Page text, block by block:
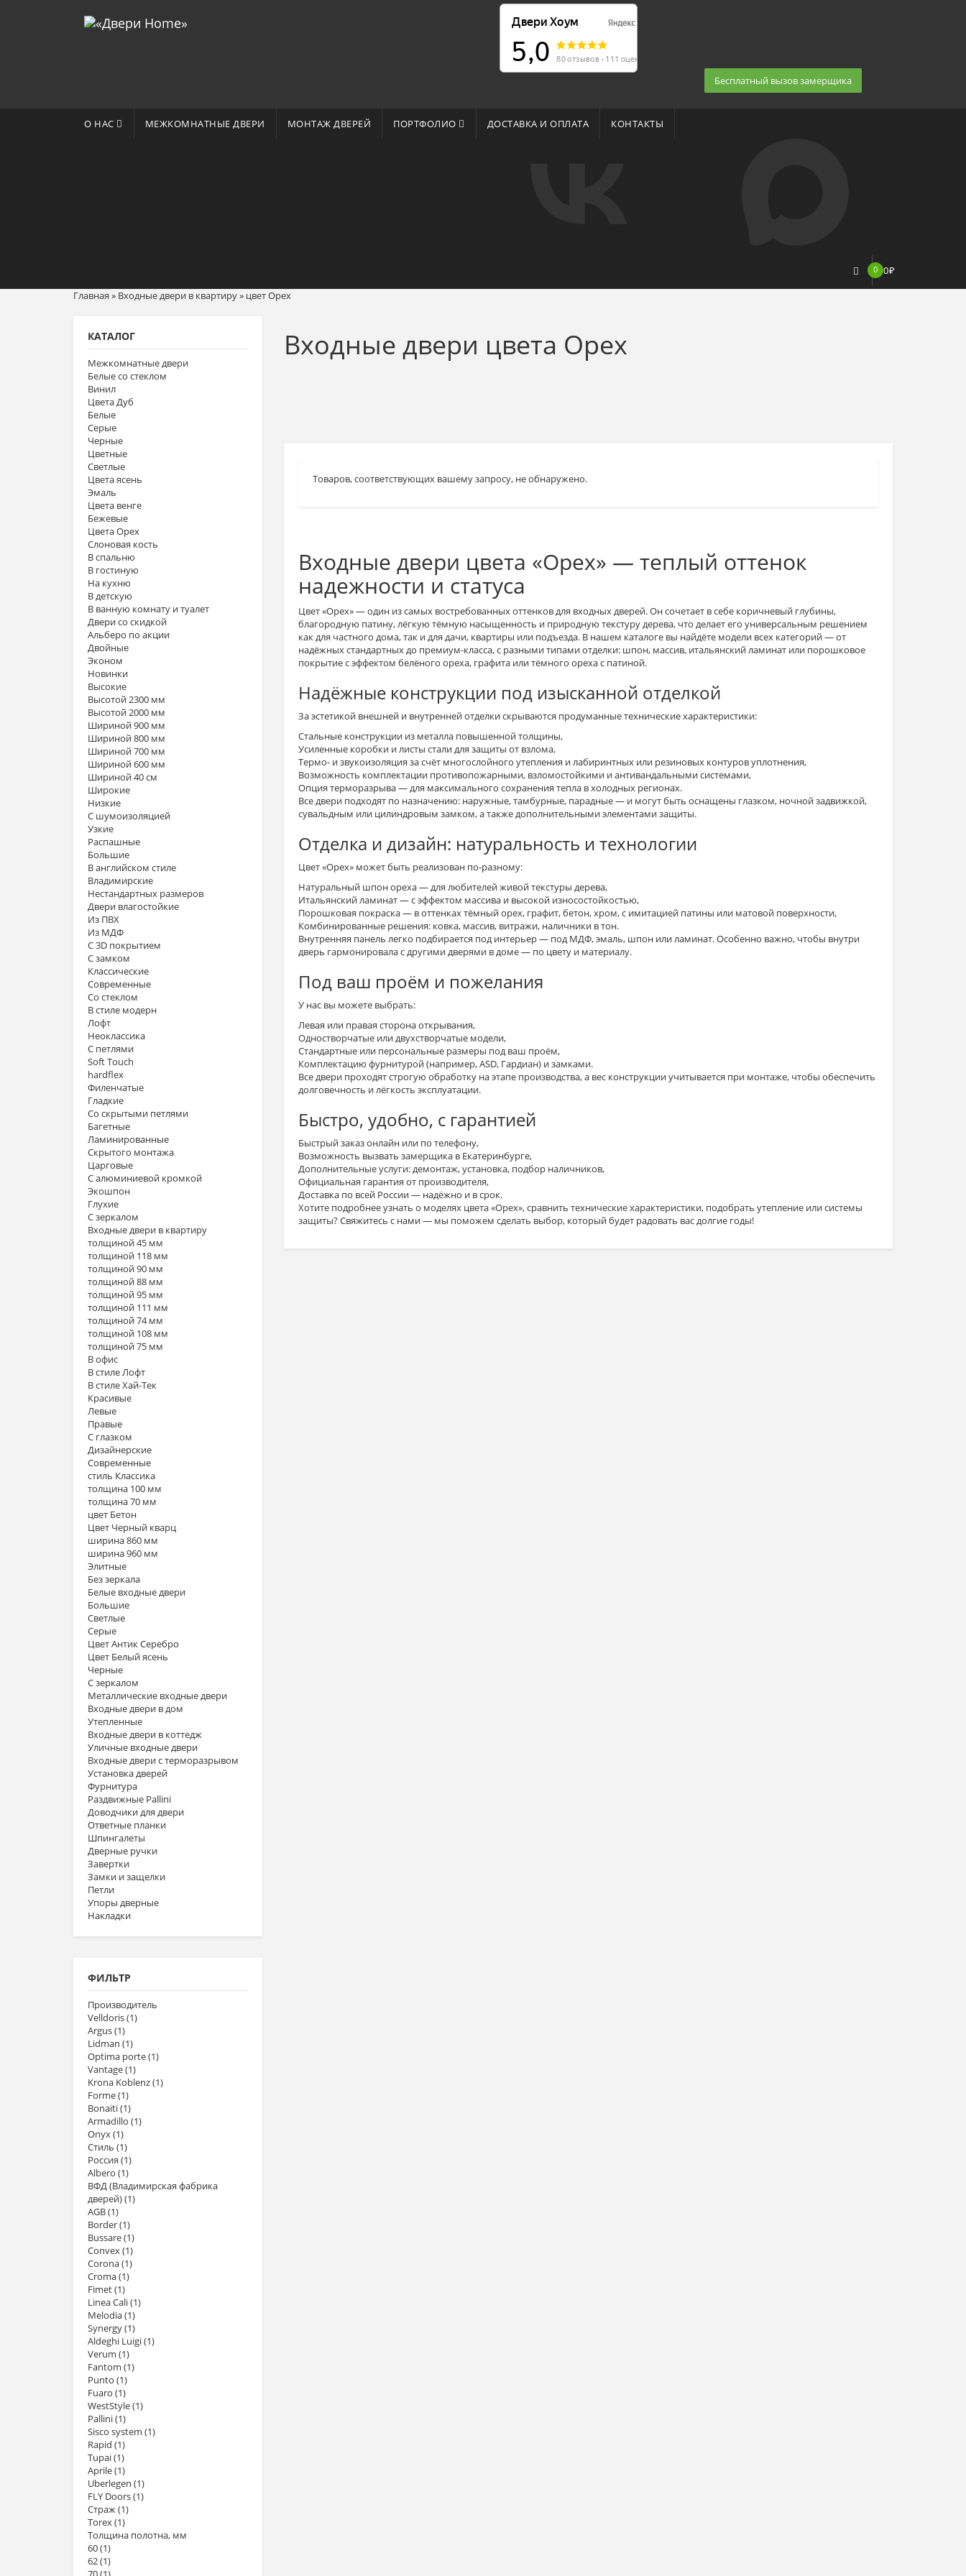
Бесплатный вызов замерщика
О НАС МЕЖКОМНАТНЫЕ ДВЕРИ МОНТАЖ ДВЕРЕЙ ПОРТФОЛИО ДОСТАВКА И ОПЛАТА КОНТАКТЫ
0 0₽
Главная » Входные двери в квартиру» цвет Орех
КАТАЛОГ
Межкомнатные двери
Белые со стеклом
Винил
Цвета Дуб
Белые
Серые
Черные
Цветные
Светлые
Цвета ясень
Эмаль
Цвета венге
Бежевые
Цвета Орех
Слоновая кость
В спальню
В гостиную
На кухню
В детскую
В ванную комнату и туалет
Двери со скидкой
Альберо по акции
Двойные
Эконом
Новинки
Высокие
Высотой 2300 мм
Высотой 2000 мм
Шириной 900 мм
Шириной 800 мм
Шириной 700 мм
Шириной 600 мм
Шириной 40 см
Широкие
Низкие
С шумоизоляцией
Узкие
Распашные
Большие
В английском стиле
Владимирские
Нестандартных размеров
Двери влагостойкие
Из ПВХ
Из МДФ
С 3D покрытием
С замком
Классические
Современные
Со стеклом
В стиле модерн
Лофт
Неоклассика
С петлями
Soft Touch
hardflex
Филенчатые
Гладкие
Со скрытыми петлями
Багетные
Ламинированные
Скрытого монтажа
Царговые
С алюминиевой кромкой
Экошпон
Глухие
С зеркалом
Входные двери в квартиру
толщиной 45 мм
толщиной 118 мм
толщиной 90 мм
толщиной 88 мм
толщиной 95 мм
толщиной 111 мм
толщиной 74 мм
толщиной 108 мм
толщиной 75 мм
В офис
В стиле Лофт
В стиле Хай-Тек
Красивые
Левые
Правые
С глазком
Дизайнерские
Современные
стиль Классика
толщина 100 мм
толщина 70 мм
цвет Бетон
Цвет Черный кварц
ширина 860 мм
ширина 960 мм
Элитные
Без зеркала
Белые входные двери
Большие
Светлые
Серые
Цвет Антик Серебро
Цвет Белый ясень
Черные
С зеркалом
Металлические входные двери
Входные двери в дом
Утепленные
Входные двери в коттедж
Уличные входные двери
Входные двери с терморазрывом
Установка дверей
Фурнитура
Раздвижные Pallini
Доводчики для двери
Ответные планки
Шпингалеты
Дверные ручки
Завертки
Замки и защелки
Петли
Упоры дверные
Накладки
ФИЛЬТР
Производитель
Velldoris(1)
Argus(1)
Lidman (1)
Optima porte(1)
Vantage(1)
Krona Koblenz(1)
Forme(1)
Bonaiti(1)
Armadillo (1)
Onyx(1)
Стиль (1)
Россия (1)
Albero (1)
ВФД (Владимирская фабрика
дверей)(1)
AGB(1)
Border(1)
Bussare(1)
Convex(1)
Corona(1)
Croma(1)
Fimet(1)
Linea Cali(1)
Melodia(1)
Synergy(1)
Aldeghi Luigi(1)
Verum (1)
Fantom (1)
Punto (1)
Fuaro (1)
WestStyle(1)
Рallini(1)
Sisco system (1)
Rapid (1)
Tupai(1)
Aprile(1)
Uberlegen (1)
FLY Doors(1)
Страж(1)
Torex(1)
Толщина полотна, мм
60(1)
62(1)
Входные двери цвета Орех
Товаров, соответствующих вашему запросу, не обнаружено.
Входные двери цвета «Орех» — теплый оттенок
надежности и статуса
Цвет«Орех»— один из самых востребованных оттенков для входных дверей. Он сочетает в себе коричневыйглубины,
благородную патину, лёгкую тёмную насыщенность и природную текстурудерева, что делает его универсальным решением
как для частного дома, так и для дачи, квартиры или подъезда. В нашем каталоге вы найдёте модели всех категорий— от
надёжныхстандартныхдо премиум-класса, с разными типами отделки: шпон, массив, итальянскийламинат или порошковое
покрытие с эффектом белёного ореха, графитаилитёмного ореха с патиной.
Надёжные конструкции под изысканной отделкой
За эстетикой внешнейи внутреннейотделки скрываются продуманныетехнические характеристики:
Стальные конструкции из металла повышенной толщины,
Усиленные коробки и листы стали для защиты от взлома,
Термо- и звукоизоляция за счёт многослойного утепления и лабиринтных или резиновых контуров уплотнения,
Возможность комплектации противопожарными, взломостойкими и антивандальными системами,
Опция терморазрыва — для максимального сохранения тепла в холодных регионах.
Все двери подходят по назначению: наружные,тамбурные, парадные— и могут быть оснащены глазком, ночной задвижкой,
сувальдным или цилиндровым замком, а такжедополнительнымиэлементамизащиты.
Отделка и дизайн: натуральность и технологии
Цвет«Орех»может быть реализован по-разному:
Натуральный шпон ореха — для любителей живой текстуры дерева,
Итальянский ламинат — с эффектом массива и высокой износостойкостью,
Порошковая покраска — в оттенках тёмный орех, графит, бетон, хром, с имитацией патины или матовой поверхности,
Комбинированные решения: ковка, массив, витражи, наличники в тон.
Внутренняя панель легко подбирается под интерьер — подМДФ,эмаль, шпонилиламинат. Особенно важно, чтобы внутри
дверь гармонировала с другими дверями в доме — по цвету и материалу.
Под ваш проём и пожелания
У нас вы можете выбрать:
Левая или правая сторона открывания,
Одностворчатые или двухстворчатые модели,
Стандартные или персональные размеры под ваш проём,
Комплектацию фурнитурой (например, ASD, Гардиан) и замками.
Все двери проходят строгую обработкуна этапе производства, а весконструкции учитывается при монтаже, чтобы обеспечить
долговечность и лёгкость эксплуатации.
Быстро, удобно, с гарантией
Быстрый заказ онлайн или по телефону,
Возможность вызвать замерщика в Екатеринбурге,
Дополнительные услуги: демонтаж, установка, подбор наличников,
Официальная гарантия от производителя,
Доставка по всей России — надёжно и в срок.
Хотите подробнееузнать о моделяхцвета «Орех», сравнить технические характеристики, подобрать утеплениеилисистемы
защиты? Свяжитесь с нами — мы поможем сделать выбор, который будет радовать вас долгие годы!